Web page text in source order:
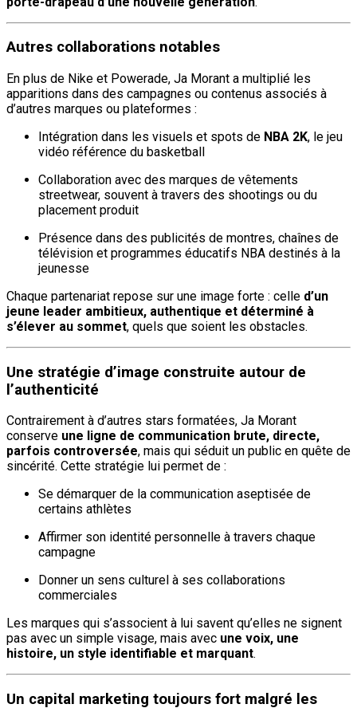
Autres collaborations notables
En plus de Nike et Powerade, Ja Morant a multiplié les
apparitions dans des campagnes ou contenus associés à
d’autres marques ou plateformes :
Intégration dans les visuels et spots de NBA 2K, le jeu
vidéo référence du basketball
Collaboration avec des marques de vêtements
streetwear, souvent à travers des shootings ou du
placement produit
Présence dans des publicités de montres, chaînes de
télévision et programmes éducatifs NBA destinés à la
jeunesse
Chaque partenariat repose sur une image forte : celle d’un
jeune leader ambitieux, authentique et déterminé à
s’élever au sommet, quels que soient les obstacles.
Une stratégie d’image construite autour de
l’authenticité
Contrairement à d’autres stars formatées, Ja Morant
conserve une ligne de communication brute, directe,
parfois controversée, mais qui séduit un public en quête de
sincérité. Cette stratégie lui permet de :
Se démarquer de la communication aseptisée de
certains athlètes
Affirmer son identité personnelle à travers chaque
campagne
Donner un sens culturel à ses collaborations
commerciales
Les marques qui s’associent à lui savent qu’elles ne signent
pas avec un simple visage, mais avec une voix, une
histoire, un style identifiable et marquant.
Un capital marketing toujours fort malgré les